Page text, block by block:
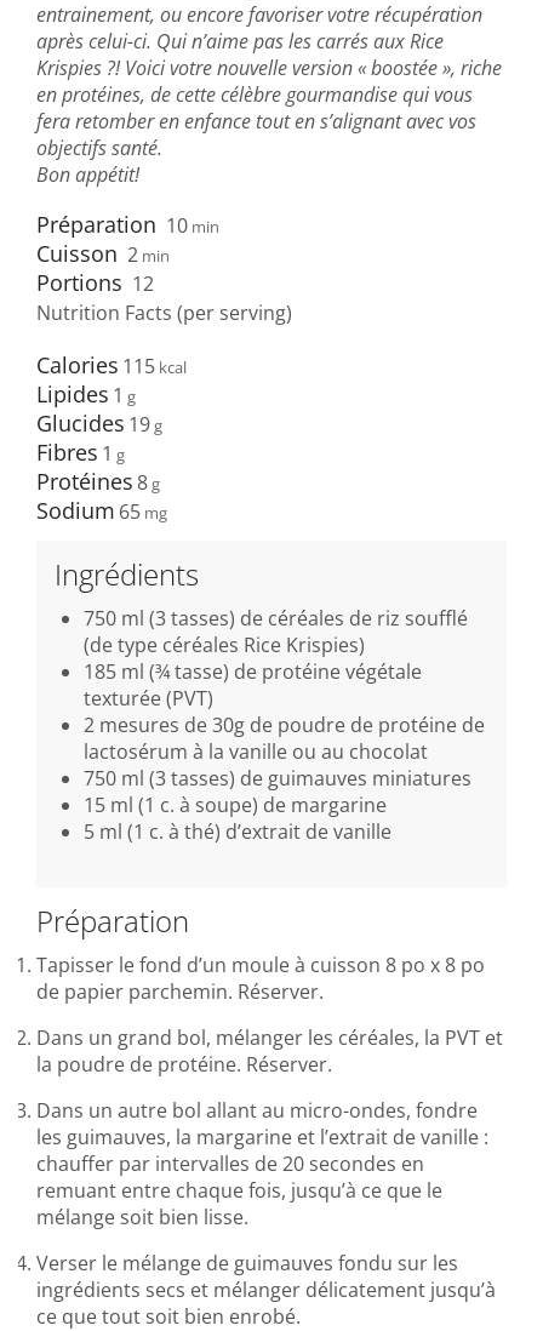
entrainement, ou encore favoriser votre récupération
après celui-ci. Qui n’aime pas les carrés aux Rice
Krispies ?! Voici votre nouvelle version « boostée », riche
en protéines, de cette célèbre gourmandise qui vous
fera retomber en enfance tout en s’alignant avec vos
objectifs santé.
Bon appétit!
Préparation 10 min
Cuisson 2 min
Portions 12
Nutrition Facts (per serving)
Calories 115
Lipides 1
Glucides 19
Fibres 1
Protéines8
Sodium 65
Ingrédients
750 ml (3 tasses) de céréales de riz soufflé
(de type céréales Rice Krispies)
185 ml (¾ tasse) de protéine végétale
texturée (PVT)
2 mesures de 30g de poudre de protéine de
lactosérum à la vanille ou au chocolat
750 ml (3 tasses) de guimauves miniatures
15 ml (1 c. à soupe) de margarine
5 ml (1 c. à thé) d’extrait de vanille
Préparation
Tapisser le fond d’un moule à cuisson 8 po x 8 po
de papier parchemin. Réserver.
Dans un grand bol, mélanger les céréales, la PVT et
la poudre de protéine. Réserver.
Dans un autre bol allant au micro-ondes, fondre
les guimauves, la margarine et l’extrait de vanille :
chauffer par intervalles de 20 secondes en
remuant entre chaque fois, jusqu’à ce que le
mélange soit bien lisse.
Verser le mélange de guimauves fondu sur les
ingrédients secs et mélanger délicatement jusqu’à
ce que tout soit bien enrobé.